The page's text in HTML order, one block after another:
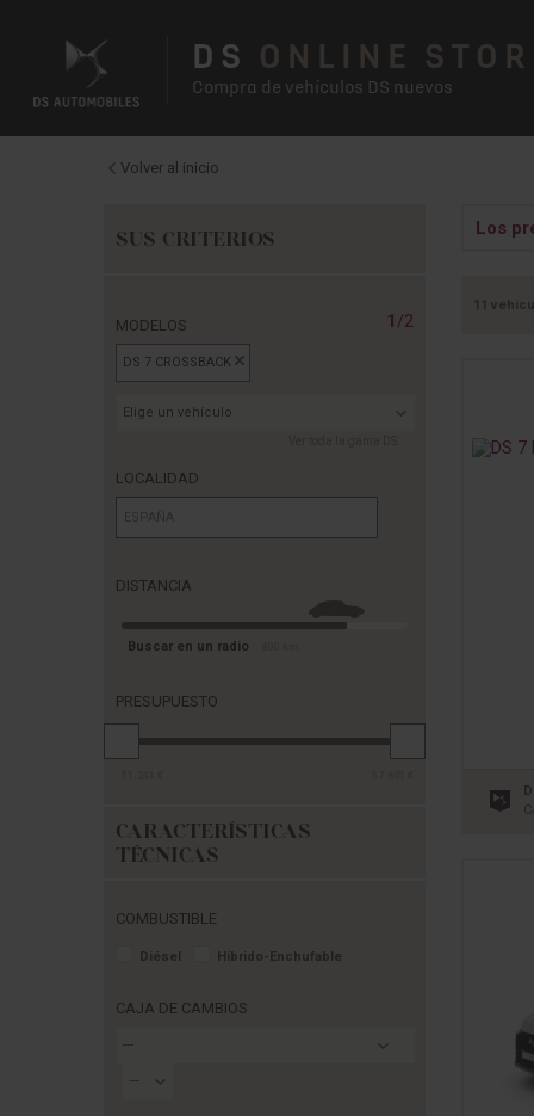
DS ONLINE
Compra de vehículos DS nuevos
Volver al inicio
SUS CRITERIOS
MODELOS 1 /2
DS 7 CROSSBACK
Elige un vehículo
LOCALIDAD
DISTANCIA
Buscar en un radio
PRESUPUESTO
CARACTERÍSTICAS
TÉCNICAS
COMBUSTIBLE
Diésel Híbrido-Enchufable
CAJA DE CAMBIOS
---
---
Los
11